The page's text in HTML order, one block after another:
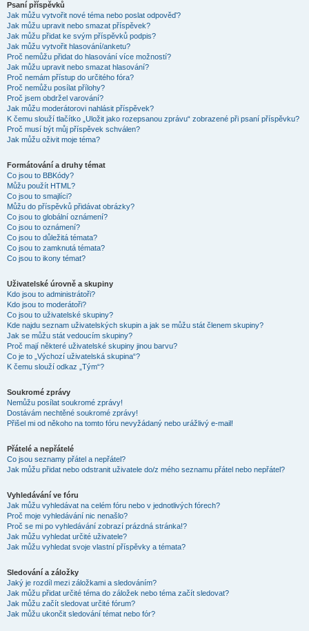
Psaní příspěvků
Jak můžu vytvořit nové téma nebo poslat odpověď?
Jak můžu upravit nebo smazat příspěvek?
Jak můžu přidat ke svým příspěvků podpis?
Jak můžu vytvořit hlasování/anketu?
Proč nemůžu přidat do hlasování více možností?
Jak můžu upravit nebo smazat hlasování?
Proč nemám přístup do určitého fóra?
Proč nemůžu posílat přílohy?
Proč jsem obdržel varování?
Jak můžu moderátorovi nahlásit příspěvek?
K čemu slouží tlačítko „Uložit jako rozepsanou zprávu“ zobrazené při psaní příspěvku?
Proč musí být můj příspěvek schválen?
Jak můžu oživit moje téma?
Formátování a druhy témat
Co jsou to BBKódy?
Můžu použít HTML?
Co jsou to smajlíci?
Můžu do příspěvků přidávat obrázky?
Co jsou to globální oznámení?
Co jsou to oznámení?
Co jsou to důležitá témata?
Co jsou to zamknutá témata?
Co jsou to ikony témat?
Uživatelské úrovně a skupiny
Kdo jsou to administrátoři?
Kdo jsou to moderátoři?
Co jsou to uživatelské skupiny?
Kde najdu seznam uživatelských skupin a jak se můžu stát členem skupiny?
Jak se můžu stát vedoucím skupiny?
Proč mají některé uživatelské skupiny jinou barvu?
Co je to „Výchozí uživatelská skupina“?
K čemu slouží odkaz „Tým“?
Soukromé zprávy
Nemůžu posílat soukromé zprávy!
Dostávám nechtěné soukromé zprávy!
Přišel mi od někoho na tomto fóru nevyžádaný nebo urážlivý e-mail!
Přátelé a nepřátelé
Co jsou seznamy přátel a nepřátel?
Jak můžu přidat nebo odstranit uživatele do/z mého seznamu přátel nebo nepřátel?
Vyhledávání ve fóru
Jak můžu vyhledávat na celém fóru nebo v jednotlivých fórech?
Proč moje vyhledávání nic nenašlo?
Proč se mi po vyhledávání zobrazí prázdná stránka!?
Jak můžu vyhledat určité uživatele?
Jak můžu vyhledat svoje vlastní příspěvky a témata?
Sledování a záložky
Jaký je rozdíl mezi záložkami a sledováním?
Jak můžu přidat určité téma do záložek nebo téma začít sledovat?
Jak můžu začít sledovat určité fórum?
Jak můžu ukončit sledování témat nebo fór?